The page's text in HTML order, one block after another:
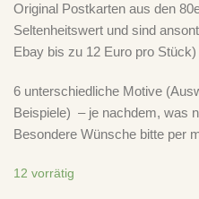
Original Postkarten aus den
Seltenheitswert und sind
Ebay bis zu 12 Euro pro
6 unterschiedliche Motive
Beispiele) – je nachdem, was
Besondere Wünsche bitte per
12 vorrätig